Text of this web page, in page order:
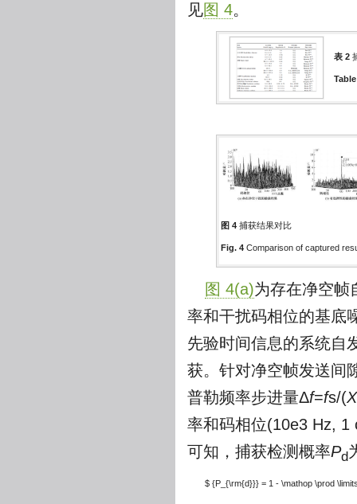
见图 4。
表 2
图 4 捕获结果对比
Fig. 4 Comparison of captured
图 4(a)为存在净空帧
率和干扰码相位的基底
先验时间信息的系统自
获。针对净空帧发送间
普勒频率步进量Δf=fs/(
率和码相位(10e3 Hz, 1
可知，捕获检测概率Pd
$ {P_{\rm{d}}} = 1 - \mathop \prod